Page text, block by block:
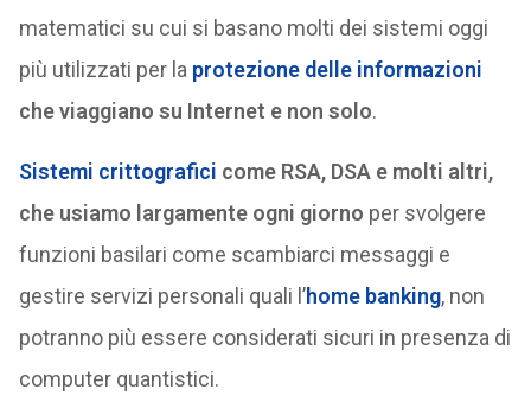
matematici su cui si basano molti dei sistemi oggi
più utilizzati per la protezione delle informazioni
che viaggiano su Internet e non solo.
Sistemi crittografici come RSA, DSA e molti altri,
che usiamo largamente ogni giorno per svolgere
funzioni basilari come scambiarci messaggi e
gestire servizi personali quali l’home banking, non
potranno più essere considerati sicuri in presenza di
computer quantistici.